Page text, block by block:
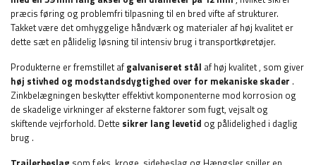
præcis føring og problemfri tilpasning til en bred vifte af strukturer.
Takket være det omhyggelige håndværk og materialer af høj kvalitet er
dette sæt en pålidelig løsning til intensiv brug i transportkøretøjer.
Produkterne er fremstillet af galvaniseret stål af høj kvalitet, som giver
høj stivhed og modstandsdygtighed over for mekaniske skader .
Zinkbelægningen beskytter effektivt komponenterne mod korrosion og
de skadelige virkninger af eksterne faktorer som fugt, vejsalt og
skiftende vejrforhold. Dette sikrer lang levetid og pålidelighed i daglig
brug .